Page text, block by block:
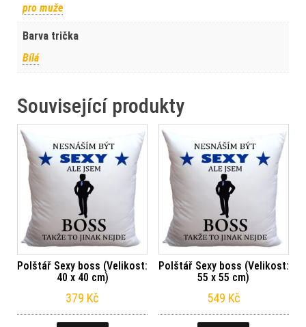
pro muže
Barva trička
Bílá
Související produkty
Polštář Sexy boss (Velikost:
40 x 40 cm)
379 Kč
Polštář Sexy boss (Velikost:
55 x 55 cm)
549 Kč